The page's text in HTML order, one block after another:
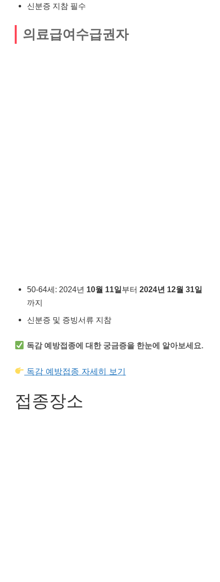
신분증 지참 필수
의료급여수급권자
50-64세: 2024년 10월 11일부터 2024년 12월 31일
까지
신분증 및 증빙서류 지참
독감 예방접종에 대한 궁금증을 한눈에 알아보세요.
독감 예방접종 자세히 보기
접종장소